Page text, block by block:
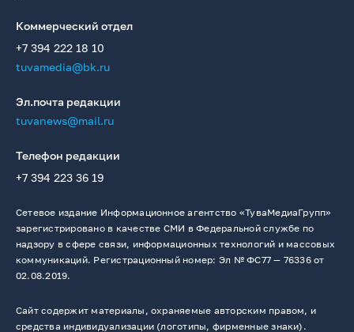
Коммерческий отдел
+7 394 222 18 10
tuvamedia@bk.ru
Эл.почта редакции
tuvanews@mail.ru
Телефон редакции
+7 394 223 36 19
Сетевое издание Информационное агентство «ТуваМедиаГрупп»
зарегистрировано в качестве СМИ в Федеральной службе по
надзору в сфере связи, информационных технологий и массовых
коммуникаций. Регистрационный номер: Эл № ФС77 — 76336 от
02.08.2019.
Сайт содержит материалы, охраняемые авторским правом, и
средства индивидуализации (логотипы, фирменные знаки).